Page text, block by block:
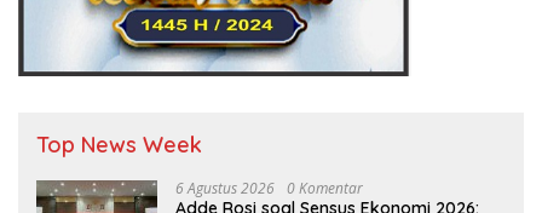
Top News Week
6 Agustus 2026 0 Komentar
Adde Rosi soal Sensus Ekonomi 2026: